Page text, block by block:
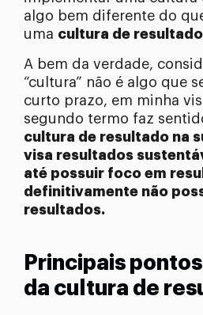
algo bem diferente do
uma cultura de
A bem da verdade,
“cultura” não é algo que
curto prazo, em minha
segundo termo faz
cultura de resultado na
visa resultados
até possuir foco em
definitivamente não
resultados.
Principais
da cultura de